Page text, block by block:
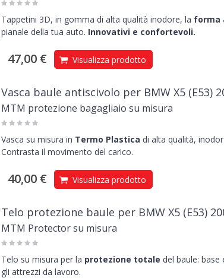
Tappetini 3D, in gomma di alta qualità inodore, la forma
pianale della tua auto. Innovativi e confortevoli.
47,00 € Visualizza prodotto
Vasca baule antiscivolo per BMW X5 (E53)
MTM protezione bagagliaio su misura
Vasca su misura in Termo Plastica di alta qualità,
Contrasta il movimento del carico.
40,00 € Visualizza prodotto
Telo protezione baule per BMW X5 (E53)
MTM Protector su misura
Telo su misura per la protezione totale del baule:
gli attrezzi da lavoro.